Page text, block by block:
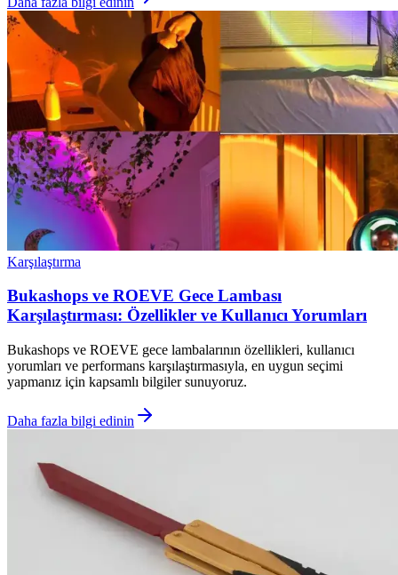
Karşılaştırma
Bukashops ve ROEVE Gece Lambası
Karşılaştırması: Özellikler ve Kullanıcı Yorumları
Bukashops ve ROEVE gece lambalarının özellikleri, kullanıcı
yorumları ve performans karşılaştırmasıyla, en uygun seçimi
yapmanız için kapsamlı bilgiler sunuyoruz.
Daha fazla bilgi edinin